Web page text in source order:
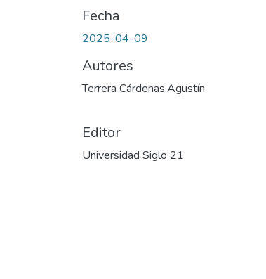
Fecha
2025-04-09
Autores
Terrera Cárdenas,Agustín
Editor
Universidad Siglo 21